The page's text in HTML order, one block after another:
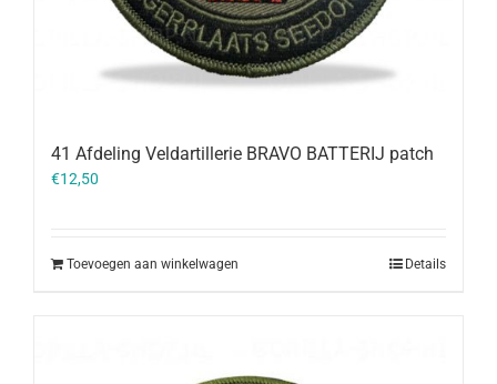
41 Afdeling Veldartillerie BRAVO BATTERIJ patch
€12,50
Toevoegen aan winkelwagen Details